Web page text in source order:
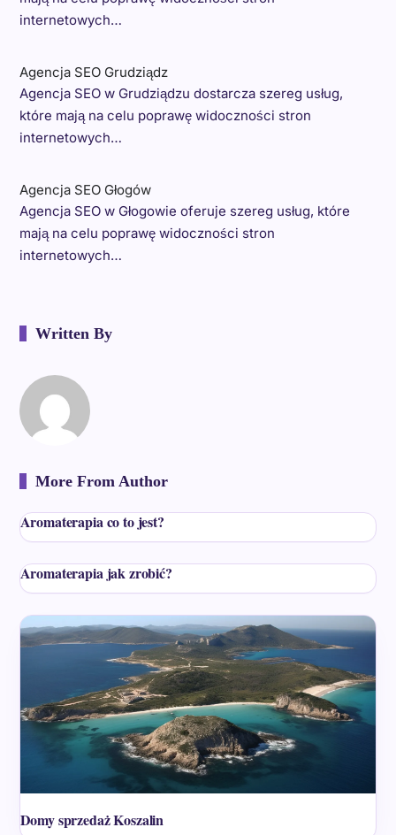
internetowych…
Agencja SEO Grudziądz
Agencja SEO w Grudziądzu dostarcza szereg usług,
które mają na celu poprawę widoczności stron
internetowych…
Agencja SEO Głogów
Agencja SEO w Głogowie oferuje szereg usług, które
mają na celu poprawę widoczności stron
internetowych…
Written By
More From Author
Aromaterapia co to jest?
Aromaterapia jak zrobić?
Domy sprzedaż Koszalin